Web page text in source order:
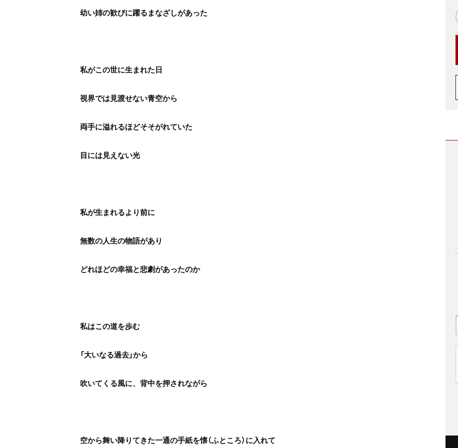
幼い姉の歓びに躍るまなざしがあった
私がこの世に生まれた日
視界では見渡せない青空から
両手に溢れるほどそそがれていた
目には見えない光
私が生まれるより前に
無数の人生の物語があり
どれほどの幸福と悲劇があったのか
私はこの道を歩む
「大いなる過去」から
吹いてくる風に、背中を押されながら
空から舞い降りてきた一通の手紙を懐（ふところ）に入れて